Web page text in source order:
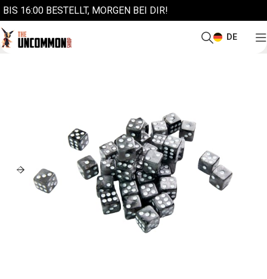
BIS 16:00 BESTELLT, MORGEN BEI DIR!
DE